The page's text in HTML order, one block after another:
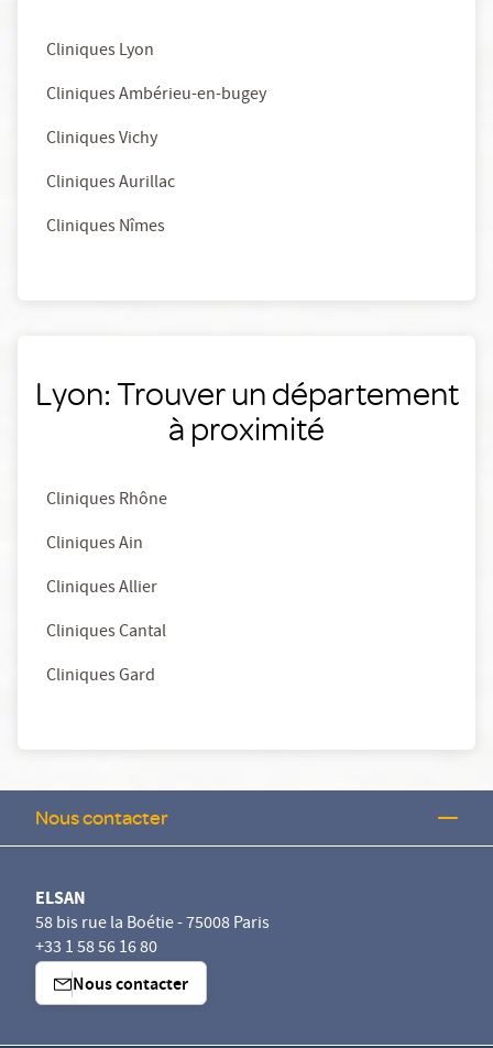
Cliniques Lyon
Cliniques Ambérieu-en-bugey
Cliniques Vichy
Cliniques Aurillac
Cliniques Nîmes
Lyon: Trouver un département
à proximité
Cliniques Rhône
Cliniques Ain
Cliniques Allier
Cliniques Cantal
Cliniques Gard
Nous contacter
ELSAN
58 bis rue la Boétie - 75008 Paris
+33 1 58 56 16 80
Nous contacter